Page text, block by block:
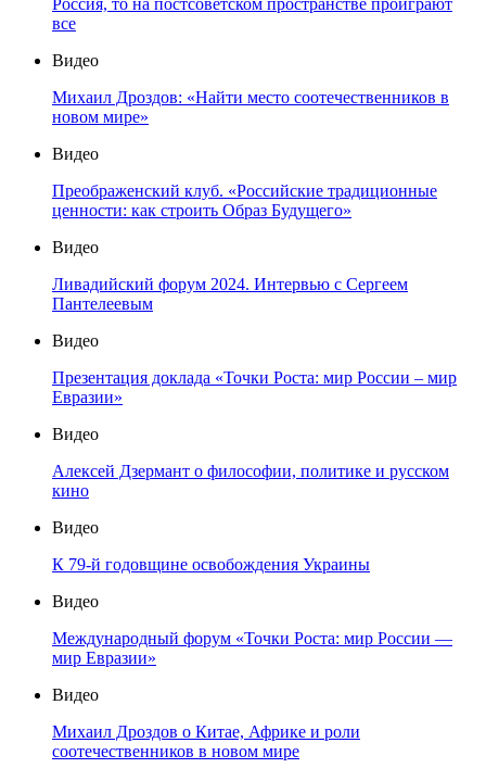
Россия, то на постсоветском пространстве проиграют
все
Видео
Михаил Дроздов: «Найти место соотечественников в
новом мире»
Видео
Преображенский клуб. «Российские традиционные
ценности: как строить Образ Будущего»
Видео
Ливадийский форум 2024. Интервью с Сергеем
Пантелеевым
Видео
Презентация доклада «Точки Роста: мир России – мир
Евразии»
Видео
Алексей Дзермант о философии, политике и русском
кино
Видео
К 79-й годовщине освобождения Украины
Видео
Международный форум «Точки Роста: мир России —
мир Евразии»
Видео
Михаил Дроздов о Китае, Африке и роли
соотечественников в новом мире